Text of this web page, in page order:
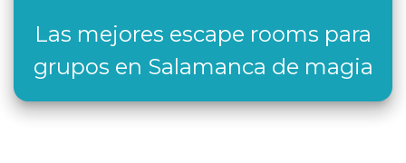
Las mejores escape rooms para
grupos en Salamanca de magia